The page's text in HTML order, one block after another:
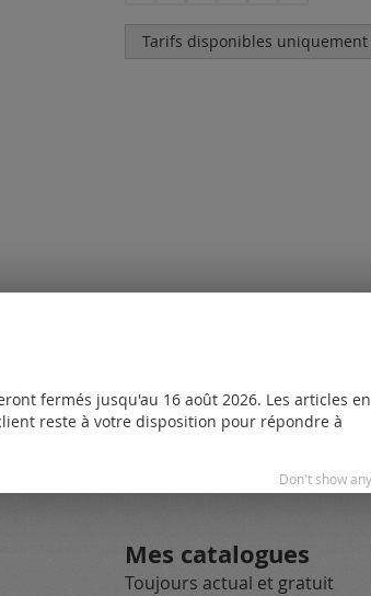
Tarifs disponibles
créer un compte
Mes catalogues
Toujours actual et gratuit
fermés jusqu'au 16 août 2026. Les articles en
reste à votre disposition pour répondre à
Don't show